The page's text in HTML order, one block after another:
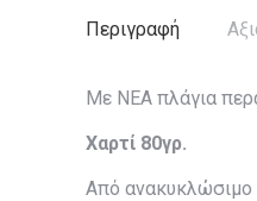
Περιγραφή
Με ΝΕΑ πλάγια
Χαρτί 80γρ.
Από ανακυκλώσιμο